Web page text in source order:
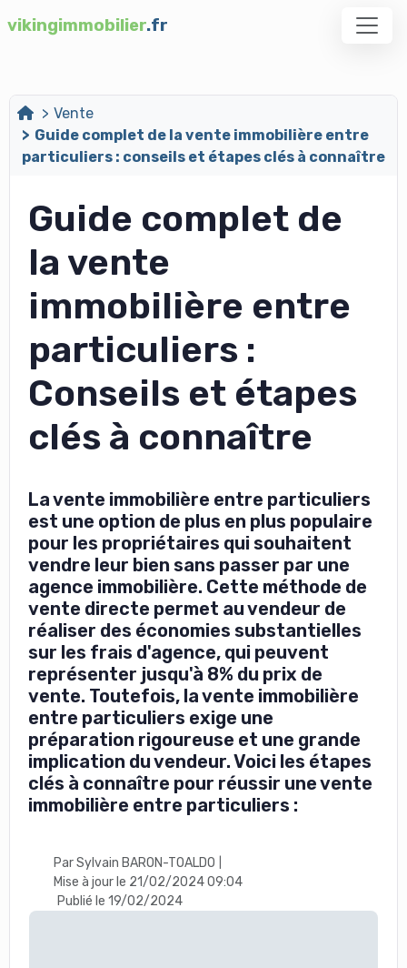
vikingimmobilier.fr
Vente
Guide complet de la vente immobilière entre
particuliers : conseils et étapes clés à connaître
Guide complet de
la vente
immobilière entre
particuliers :
Conseils et étapes
clés à connaître
La vente immobilière entre particuliers
est une option de plus en plus populaire
pour les propriétaires qui souhaitent
vendre leur bien sans passer par une
agence immobilière. Cette méthode de
vente directe permet au vendeur de
réaliser des économies substantielles
sur les frais d'agence, qui peuvent
représenter jusqu'à 8% du prix de
vente. Toutefois, la vente immobilière
entre particuliers exige une
préparation rigoureuse et une grande
implication du vendeur. Voici les étapes
clés à connaître pour réussir une vente
immobilière entre particuliers :
Par Sylvain BARON-TOALDO
Mise à jour le 21/02/2024 09:04
Publié le 19/02/2024